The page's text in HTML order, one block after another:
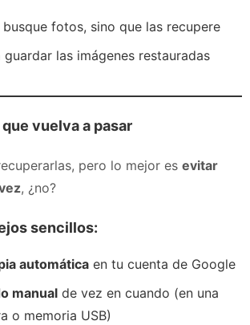
busque fotos, sino que las recupere
guardar las imágenes restauradas
vuelva a pasar
pero lo mejor es evitar
, ¿no?
sencillos:
automática en tu cuenta de Google
manual de vez en cuando (en una
o memoria USB)